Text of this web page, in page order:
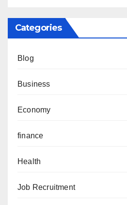
Categories
Blog
Business
Economy
finance
Health
Job Recruitment